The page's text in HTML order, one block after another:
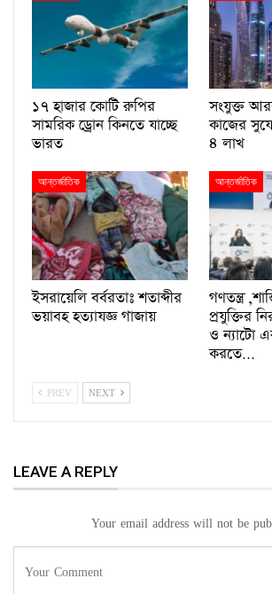
১৭ হাজার কোটি রুপির
সামরিক ড্রোন কিনতে যাচ্ছে
ভারত
সংযুক্ত
কাজের
৪ লাখ
আন্তর্জাতিক
ইসরায়েলি বর্বরতাঃ শতাব্দীর
ভয়াবহ হত্যাযজ্ঞ গাজায়
আন্তর্জাতিক
গণতন্ত্র
প্রযুক্তির
ও ন্যাটো
করতে…
PREV NEXT
LEAVE A REPLY
Your email address will not be